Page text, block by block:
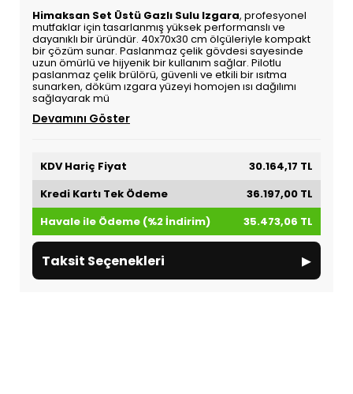
Himaksan Set Üstü Gazlı Sulu Izgara, profesyonel
mutfaklar için tasarlanmış yüksek performanslı ve
dayanıklı bir üründür. 40x70x30 cm ölçüleriyle kompakt
bir çözüm sunar. Paslanmaz çelik gövdesi sayesinde
uzun ömürlü ve hijyenik bir kullanım sağlar. Pilotlu
paslanmaz çelik brülörü, güvenli ve etkili bir ısıtma
sunarken, döküm ızgara yüzeyi homojen ısı dağılımı
sağlayarak mü
Devamını Göster
KDV Hariç Fiyat
30.164,17 TL
Kredi Kartı Tek Ödeme
36.197,00 TL
Havale ile Ödeme (%2 İndirim)
35.473,06 TL
Taksit Seçenekleri ▸